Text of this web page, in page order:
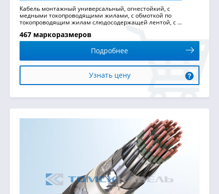
Кабель монтажный универсальный, огнестойкий, с
медными токопроводящими жилами, с обмоткой по
токопроводящим жилам слюдосодержащей лентой, с ...
467 маркоразмеров
Подробнее
Узнать цену